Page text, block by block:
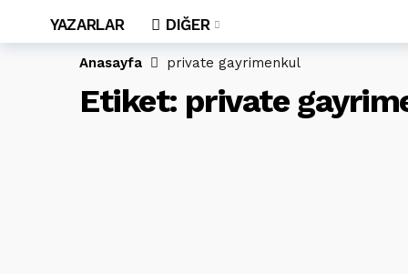
YAZARLAR
DIĞER
Anasayfa private gayrimenkul
Etiket: private